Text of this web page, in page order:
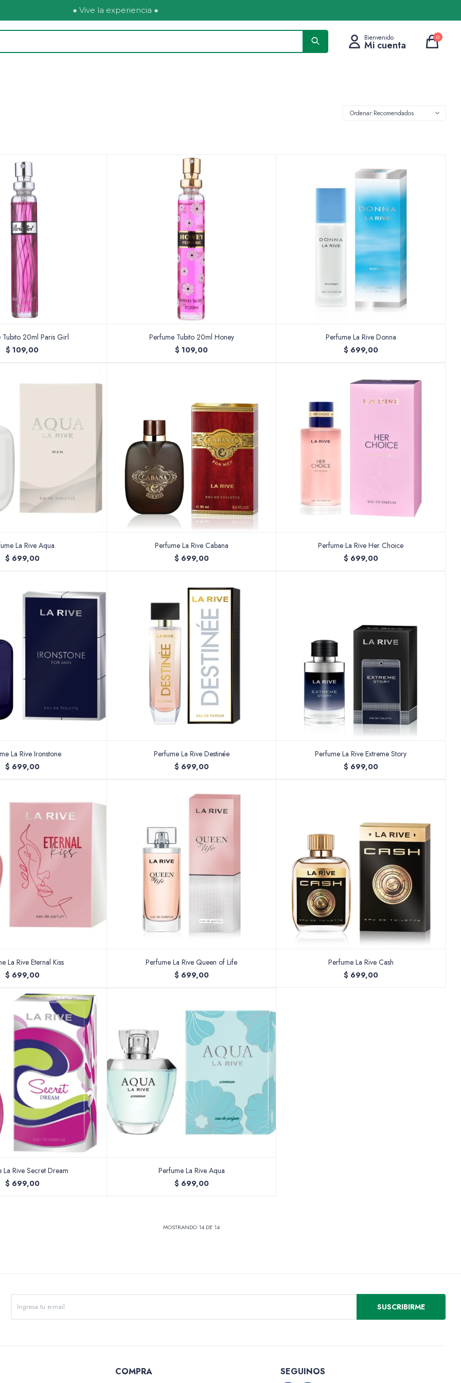
● Vive la experiencia ●
0
Recomendados
Tubito 20ml Paris Girl
$ 109,00
Perfume Tubito 20ml Honey
$ 109,00
Perfume La Rive Donna
$ 699,00
La Rive Aqua.
$ 699,00
Perfume La Rive Cabana
$ 699,00
Perfume La Rive Her Choice
$ 699,00
La Rive Ironstone
$ 699,00
Perfume La Rive Destinée
$ 699,00
Perfume La Rive Extreme Story
$ 699,00
La Rive Eternal Kiss
$ 699,00
Perfume La Rive Queen of Life
$ 699,00
Perfume La Rive Cash
$ 699,00
La Rive Secret Dream
$ 699,00
Perfume La Rive Aqua
$ 699,00
MOSTRANDO 14 DE 14
SUSCRIBIRME
COMPRA SEGUINOS